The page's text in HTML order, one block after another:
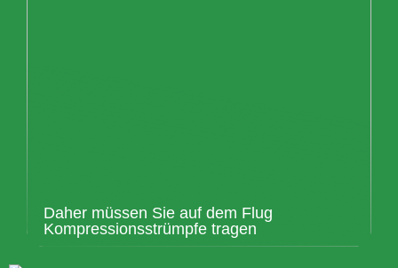
Daher müssen Sie auf dem Flug
Kompressionsstrümpfe tragen